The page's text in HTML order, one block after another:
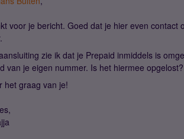
voor je bericht. Goed dat je hier even contact
zie ik dat je Prepaid inmiddels is
van je eigen nummer. Is het hiermee opgelost?
het graag van je!